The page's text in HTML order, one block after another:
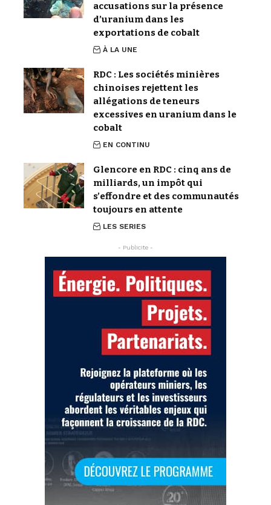
accusations sur la présence
d’uranium dans les
exportations de cobalt
À LA UNE
RDC : Les sociétés minières
chinoises rejettent les
allégations de teneurs
excessives en uranium dans le
cobalt
EN CONTINU
Glencore en RDC : cinq ans de
milliards, un impôt qui
s’effondre et des communautés
toujours en attente
LES SERIES
- Publicite -